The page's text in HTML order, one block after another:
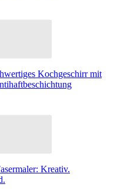
Kochgeschirr mit
Kreativ.